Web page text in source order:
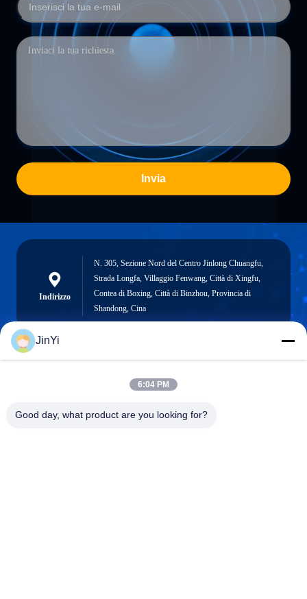
Invia
Indirizzo
N. 305, Sezione Nord del Centro Jinlong Chuangfu,
Strada Longfa, Villaggio Fenwang, Città di Xingfu,
Contea di Boxing, Città di Binzhou, Provincia di
Shandong, Cina
chenshasha1867@gmail.com
JinYi
6:04 PM
Good day, what product are you looking for?